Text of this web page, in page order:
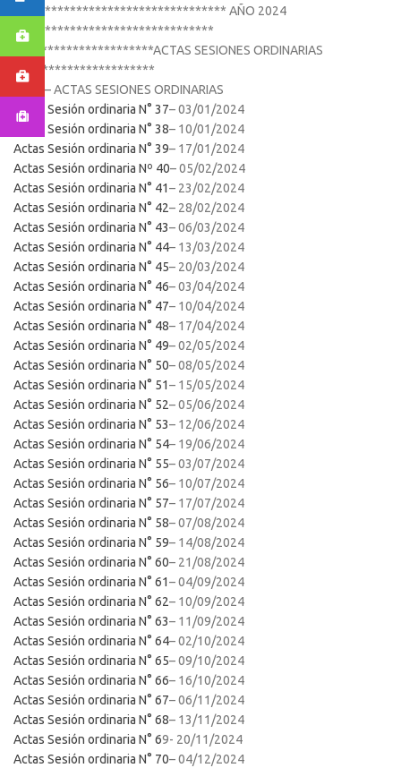
********************************** AÑO 2024
********************************
**********************ACTAS SESIONES ORDINARIAS
2024******************
2024 – ACTAS SESIONES ORDINARIAS
Actas Sesión ordinaria N° 37– 03/01/2024
Actas Sesión ordinaria N° 38– 10/01/2024
Actas Sesión ordinaria N° 39– 17/01/2024
Actas Sesión ordinaria Nº 40– 05/02/2024
Actas Sesión ordinaria N° 41– 23/02/2024
Actas Sesión ordinaria N° 42– 28/02/2024
Actas Sesión ordinaria N° 43– 06/03/2024
Actas Sesión ordinaria N° 44– 13/03/2024
Actas Sesión ordinaria N° 45– 20/03/2024
Actas Sesión ordinaria N° 46– 03/04/2024
Actas Sesión ordinaria N° 47– 10/04/2024
Actas Sesión ordinaria N° 48– 17/04/2024
Actas Sesión ordinaria N° 49– 02/05/2024
Actas Sesión ordinaria N° 50– 08/05/2024
Actas Sesión ordinaria N° 51– 15/05/2024
Actas Sesión ordinaria N° 52– 05/06/2024
Actas Sesión ordinaria N° 53– 12/06/2024
Actas Sesión ordinaria N° 54– 19/06/2024
Actas Sesión ordinaria N° 55– 03/07/2024
Actas Sesión ordinaria N° 56– 10/07/2024
Actas Sesión ordinaria N° 57– 17/07/2024
Actas Sesión ordinaria N° 58– 07/08/2024
Actas Sesión ordinaria N° 59– 14/08/2024
Actas Sesión ordinaria N° 60– 21/08/2024
Actas Sesión ordinaria N° 61– 04/09/2024
Actas Sesión ordinaria N° 62– 10/09/2024
Actas Sesión ordinaria N° 63– 11/09/2024
Actas Sesión ordinaria N° 64– 02/10/2024
Actas Sesión ordinaria N° 65– 09/10/2024
Actas Sesión ordinaria N° 66– 16/10/2024
Actas Sesión ordinaria N° 67– 06/11/2024
Actas Sesión ordinaria N° 68– 13/11/2024
Actas Sesión ordinaria N° 69- 20/11/2024
Actas Sesión ordinaria N° 70– 04/12/2024